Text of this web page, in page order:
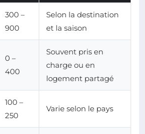
300 –
900
Selon la destination
et la saison
0 –
400
Souvent pris en
charge ou en
logement partagé
100 –
250
Varie selon le pays